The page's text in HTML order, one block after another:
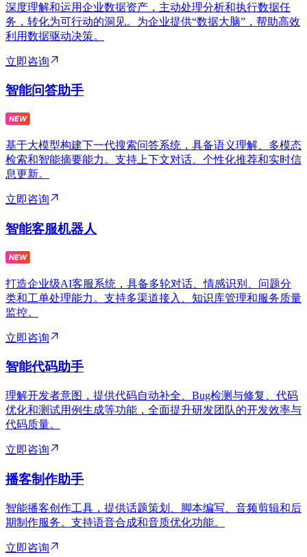
深度理解和运用企业数据资产，主动处理分析和执行数据任
务，转化为可行动的洞见。为企业提供“数据大脑”，帮助高效
利用数据驱动决策。
立即咨询
智能问答助手
基于大模型构建下一代搜索问答系统，具备语义理解、多模态
检索和智能摘要能力。支持上下文对话、个性化推荐和实时信
息更新。
立即咨询
智能客服机器人
打造企业级AI客服系统，具备多轮对话、情感识别、问题分
类和工单处理能力。支持多渠道接入、知识库管理和服务质量
监控。
立即咨询
智能代码助手
理解开发者意图，提供代码自动补全、Bug检测与修复、代码
优化和测试用例生成等功能，全面提升研发团队的开发效率与
代码质量。
立即咨询
播客制作助手
智能播客创作工具，提供话题策划、脚本编写、音频剪辑和后
期制作服务。支持语音合成和音质优化功能。
立即咨询